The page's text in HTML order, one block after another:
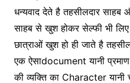
धन्यवाद देते है तहसीलदार साहब
साहब से खुश होकर सेल्फी भी
छात्राओं खुश हो ही जाते है
एक ऐसाdocument यानी
की व्यक्ति का Character